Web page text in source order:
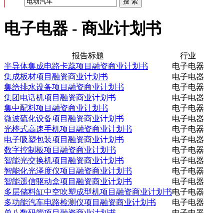
电子电器 - 商业计划书
报告标题 行业
半导体集成电路卡蕊项目融资商业计划书
电子电器
集成板材项目融资商业计划书
电子电器
集给排水设备项目融资商业计划书
电子电器
集团电话机项目融资商业计划书
电子电器
集中配料项目融资商业计划书
电子电器
微波硫化设备项目融资商业计划书
电子电器
光棒式高速手机项目融资商业计划书
电子电器
电子吸塑包装项目融资商业计划书
电子电器
数字控制板项目融资商业计划书
电子电器
智能光交换机项目融资商业计划书
电子电器
智能化光泽度仪项目融资商业计划书
电子电器
智能遥信驱动盒项目融资商业计划书
电子电器
多层储料缸中空吹塑成型机项目融资商业计划书电子电器
多功能汽车电路检测仪项目融资商业计划书
电子电器